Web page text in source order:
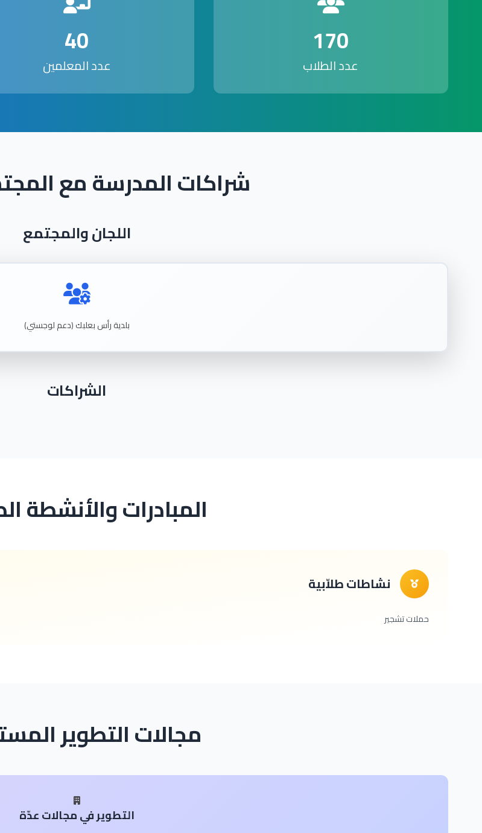
170
عدد الطلاب
40
عدد المعلمين
شراكات المدرسة مع
اللجان والمجتمع
بلدية رأس بعلبك (دعم لوجستي)
الشراكات
المبادرات والأنشطة
نشاطات طلاّبية
حملات تشجير
مجالات التطوير
التطوير في مجالات عدّة